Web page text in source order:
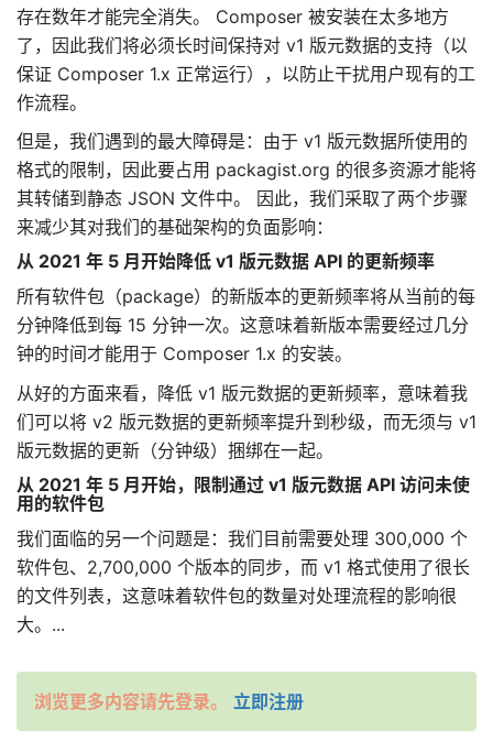
存在数年才能完全消失。 Composer 被安装在太多地方
了，因此我们将必须长时间保持对 v1 版元数据的支持（以
保证 Composer 1.x 正常运行），以防止干扰用户现有的工
作流程。
但是，我们遇到的最大障碍是：由于 v1 版元数据所使用的
格式的限制，因此要占用 packagist.org 的很多资源才能将
其转储到静态 JSON 文件中。 因此，我们采取了两个步骤
来减少其对我们的基础架构的负面影响：
从 2021 年 5 月开始降低 v1 版元数据 API 的更新频率
所有软件包（package）的新版本的更新频率将从当前的每
分钟降低到每 15 分钟一次。这意味着新版本需要经过几分
钟的时间才能用于 Composer 1.x 的安装。
从好的方面来看，降低 v1 版元数据的更新频率，意味着我
们可以将 v2 版元数据的更新频率提升到秒级，而无须与 v1
版元数据的更新（分钟级）捆绑在一起。
从 2021 年 5 月开始，限制通过 v1 版元数据 API 访问未使
用的软件包
我们面临的另一个问题是：我们目前需要处理 300,000 个
软件包、2,700,000 个版本的同步，而 v1 格式使用了很长
的文件列表，这意味着软件包的数量对处理流程的影响很
大。...
浏览更多内容请先登录。 立即注册